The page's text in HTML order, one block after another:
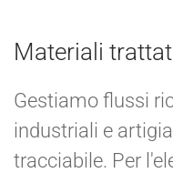
Materiali
Gestiamo flussi
industriali e
tracciabile. Per